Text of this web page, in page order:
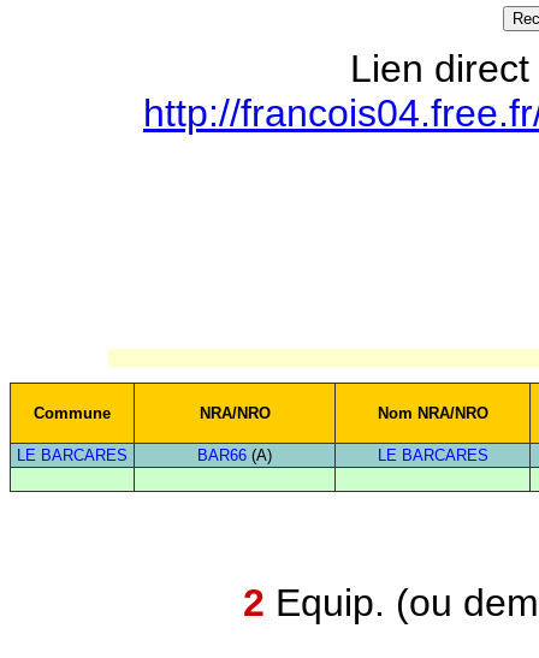
Lien
http://
Commune NRA/NRO Nom NRA/NRO
LE BARCARES BAR66 (A) LE BARCARES
2 Equip. (ou